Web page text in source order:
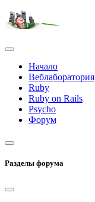
Начало
Веблаборатория
Ruby
Ruby on Rails
Psycho
Форум
Разделы форума